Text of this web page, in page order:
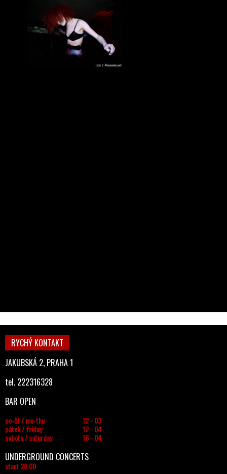
RYCHÝ KONTAKT
JAKUBSKÁ 2, PRAHA 1
tel. 222316328
BAR OPEN
po-čt / mo-thu
12 - 03
pátek / friday
12 - 04
sobota / saturday
16 - 04
UNDERGROUND CONCERTS
start 20.00